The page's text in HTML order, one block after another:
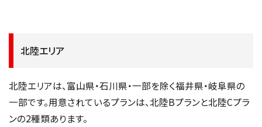
北陸エリア
北陸エリアは、富山県・石川県・一部を除く福井県・岐阜県の
一部です。用意されているプランは、北陸Bプランと北陸Cプラ
ンの2種類あります。